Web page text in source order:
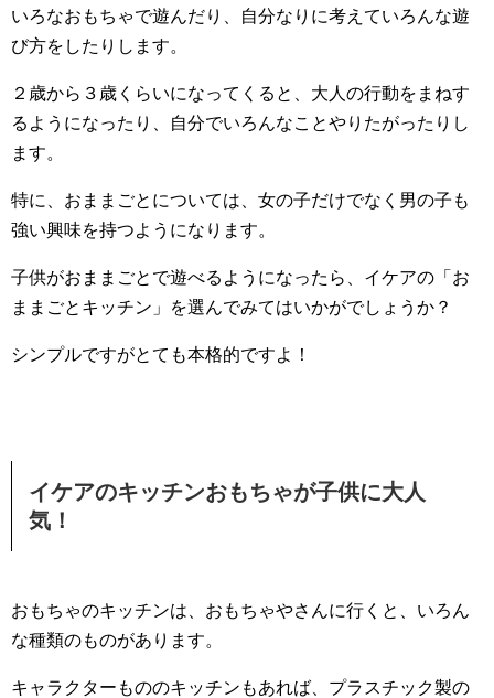
いろなおもちゃで遊んだり、自分なりに考えていろんな遊
び方をしたりします。
２歳から３歳くらいになってくると、大人の行動をまねす
るようになったり、自分でいろんなことやりたがったりし
ます。
特に、おままごとについては、女の子だけでなく男の子も
強い興味を持つようになります。
子供がおままごとで遊べるようになったら、イケアの「お
ままごとキッチン」を選んでみてはいかがでしょうか？
シンプルですがとても本格的ですよ！
イケアのキッチンおもちゃが子供に大人
気！
おもちゃのキッチンは、おもちゃやさんに行くと、いろん
な種類のものがあります。
キャラクターもののキッチンもあれば、プラスチック製の